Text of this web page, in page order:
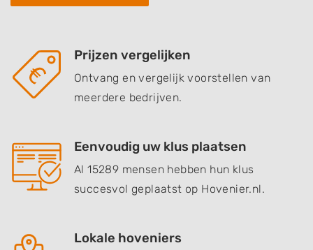
Prijzen vergelijken
Ontvang en vergelijk voorstellen van
meerdere bedrijven.
Eenvoudig uw klus plaatsen
Al 15289 mensen hebben hun klus
succesvol geplaatst op Hovenier.nl.
Lokale hoveniers